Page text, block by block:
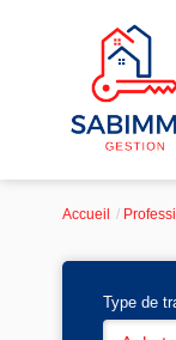
Accueil
Type de